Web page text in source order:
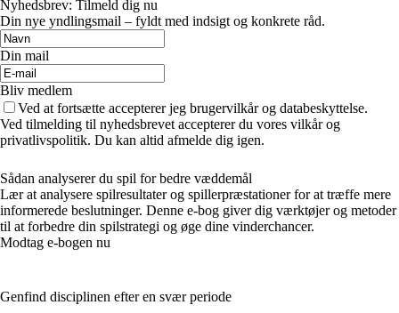
Nyhedsbrev: Tilmeld dig nu
Din nye yndlingsmail – fyldt med indsigt og konkrete råd.
Din mail
Bliv medlem
Ved at fortsætte accepterer jeg brugervilkår og databeskyttelse.
Ved tilmelding til nyhedsbrevet accepterer du vores vilkår og
privatlivspolitik. Du kan altid afmelde dig igen.
Sådan analyserer du spil for bedre væddemål
Lær at analysere spilresultater og spillerpræstationer for at træffe mere
informerede beslutninger. Denne e-bog giver dig værktøjer og metoder
til at forbedre din spilstrategi og øge dine vinderchancer.
Modtag e-bogen nu
Genfind disciplinen efter en svær periode